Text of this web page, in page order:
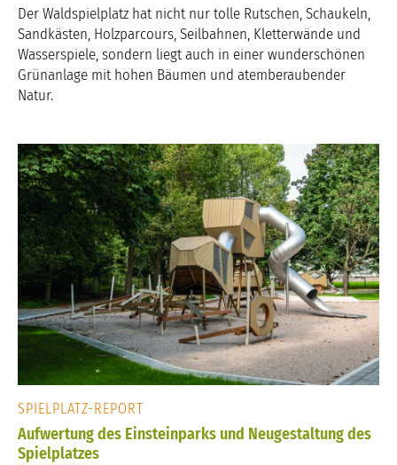
Der Waldspielplatz hat nicht nur tolle Rutschen, Schaukeln,
Sandkästen, Holzparcours, Seilbahnen, Kletterwände und
Wasserspiele, sondern liegt auch in einer wunderschönen
Grünanlage mit hohen Bäumen und atemberaubender
Natur.
SPIELPLATZ-REPORT
Aufwertung des Einsteinparks und Neugestaltung des
Spielplatzes